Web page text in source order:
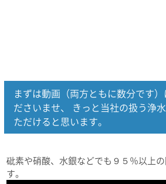
まずは動画（両方ともに数分です
ださいませ、 きっと当社の扱う浄
ただけると思います。
砒素や硝酸、水銀などでも９５％以上
す。